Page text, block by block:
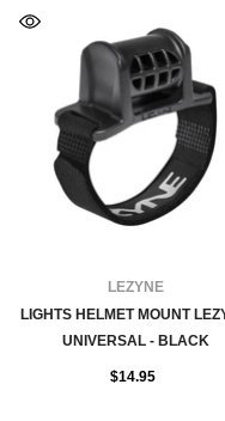
FOURNISSEUR:LEZYNE
LIGHTS HELMET MOUNT
UNIVERSAL - BLACK
$14.95